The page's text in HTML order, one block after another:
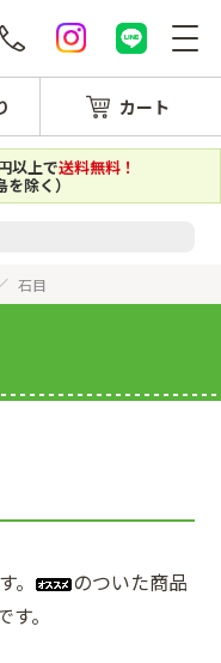
カート
以上で送料無料！
除く）
石目
のついた商品
。